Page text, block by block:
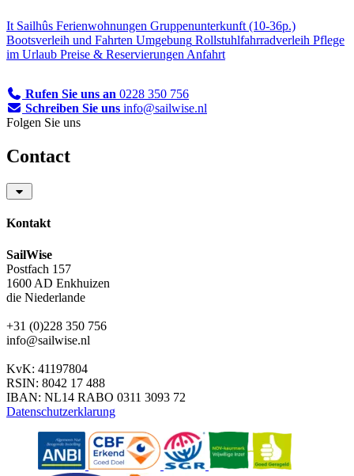
It Sailhûs Ferienwohnungen Gruppenunterkunft (10-36p.)
Bootsverleih und Fahrten Umgebung Rollstuhlfahrradverleih Pflege
im Urlaub Preise & Reservierungen Anfahrt
Rufen Sie uns an 0228 350 756
Schreiben Sie uns info@sailwise.nl
Folgen Sie uns
Contact
Kontakt
SailWise
Postfach 157
1600 AD Enkhuizen
die Niederlande
+31 (0)228 350 756
info@sailwise.nl
KvK: 41197804
RSIN: 8042 17 488
IBAN: NL14 RABO 0311 3093 72
Datenschutzerklarung